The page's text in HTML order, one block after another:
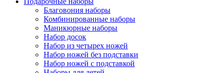
Благовония наборы
Комбинированные наборы
Маникюрные наборы
Набор досок
Набор из четырех ножей
Набор ножей без подставки
Набор ножей с подставкой